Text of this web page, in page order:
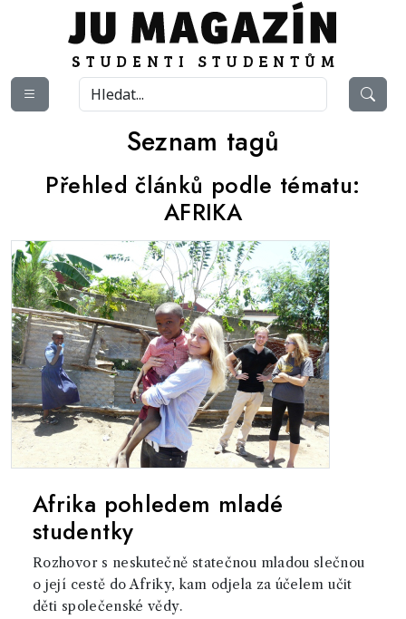
Seznam tagů
Přehled článků podle tématu:
AFRIKA
Afrika pohledem mladé
studentky
Rozhovor s neskutečně statečnou mladou slečnou
o její cestě do Afriky, kam odjela za účelem učit
děti společenské vědy.